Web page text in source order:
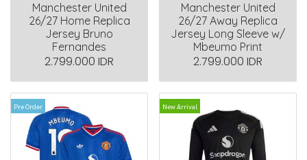
Manchester United
26/27 Home Replica
Jersey Bruno
Fernandes
2.799.000 IDR
Manchester United
26/27 Away Replica
Jersey Long Sleeve w/
Mbeumo Print
2.799.000 IDR
Pre Order New Arrival